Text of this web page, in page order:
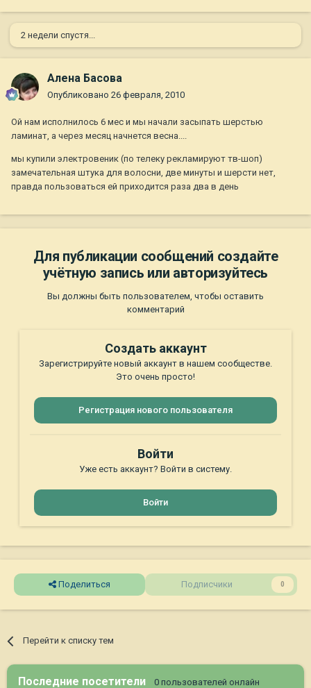
2 недели спустя...
Алена Басова
Опубликовано 26 февраля, 2010
Ой нам исполнилось 6 мес и мы начали засыпать шерстью
ламинат, а через месяц начнется весна....
мы купили электровеник (по телеку рекламируют тв-шоп)
замечательная штука для волосни, две минуты и шерсти нет,
правда пользоваться ей приходится раза два в день
Для публикации сообщений создайте
учётную запись или авторизуйтесь
Вы должны быть пользователем, чтобы оставить
комментарий
Создать аккаунт
Зарегистрируйте новый аккаунт в нашем сообществе.
Это очень просто!
Регистрация нового пользователя
Войти
Уже есть аккаунт? Войти в систему.
Войти
Поделиться Подписчики 0
Перейти к списку тем
Последние посетители 0 пользователей онлайн